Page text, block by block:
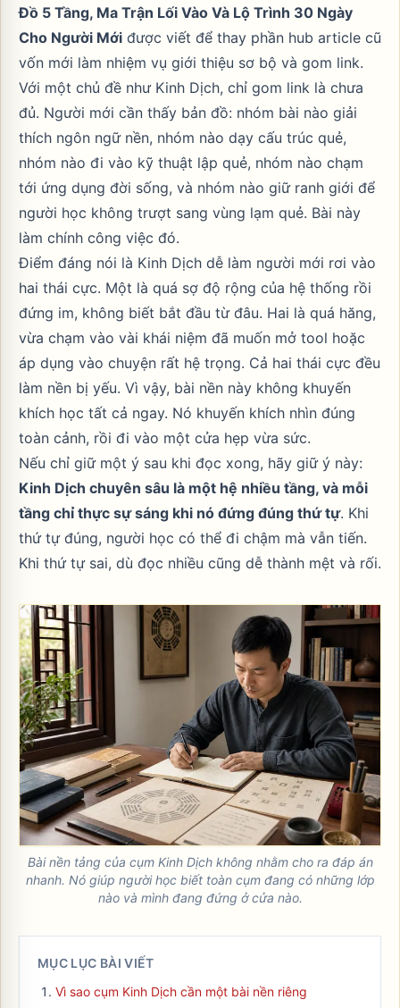
Đồ 5 Tầng, Ma Trận Lối Vào Và Lộ Trình 30 Ngày
Cho Người Mới được viết để thay phần hub article cũ
vốn mới làm nhiệm vụ giới thiệu sơ bộ và gom link.
Với một chủ đề như Kinh Dịch, chỉ gom link là chưa
đủ. Người mới cần thấy bản đồ: nhóm bài nào giải
thích ngôn ngữ nền, nhóm nào dạy cấu trúc quẻ,
nhóm nào đi vào kỹ thuật lập quẻ, nhóm nào chạm
tới ứng dụng đời sống, và nhóm nào giữ ranh giới để
người học không trượt sang vùng lạm quẻ. Bài này
làm chính công việc đó.
Điểm đáng nói là Kinh Dịch dễ làm người mới rơi vào
hai thái cực. Một là quá sợ độ rộng của hệ thống rồi
đứng im, không biết bắt đầu từ đâu. Hai là quá hăng,
vừa chạm vào vài khái niệm đã muốn mở tool hoặc
áp dụng vào chuyện rất hệ trọng. Cả hai thái cực đều
làm nền bị yếu. Vì vậy, bài nền này không khuyến
khích học tất cả ngay. Nó khuyến khích nhìn đúng
toàn cảnh, rồi đi vào một cửa hẹp vừa sức.
Nếu chỉ giữ một ý sau khi đọc xong, hãy giữ ý này:
Kinh Dịch chuyên sâu là một hệ nhiều tầng, và mỗi
tầng chỉ thực sự sáng khi nó đứng đúng thứ tự. Khi
thứ tự đúng, người học có thể đi chậm mà vẫn tiến.
Khi thứ tự sai, dù đọc nhiều cũng dễ thành mệt và rối.
Bài nền tảng của cụm Kinh Dịch không nhằm cho ra đáp án
nhanh. Nó giúp người học biết toàn cụm đang có những lớp
nào và mình đang đứng ở cửa nào.
MỤC LỤC BÀI VIẾT
Vì sao cụm Kinh Dịch cần một bài nền riêng